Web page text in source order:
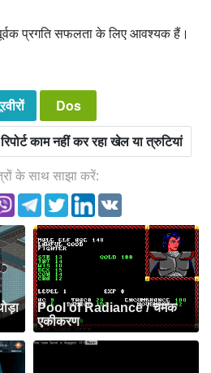
प्रगति सफलता के लिए आवश्यक हैं।
Dos
रिपोर्ट काम नहीं कर रहा खेल या त्रुटियां
के साथ साझा करें:
Pool of Radiance / चमक
एकीकरण